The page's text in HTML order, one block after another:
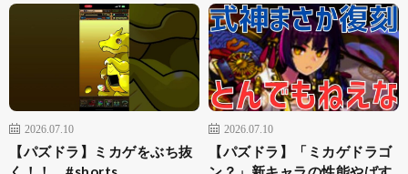
2026.07.10
【パズドラ】ミカゲをぶち抜
2026.07.10
【パズドラ】「ミカゲドラゴ